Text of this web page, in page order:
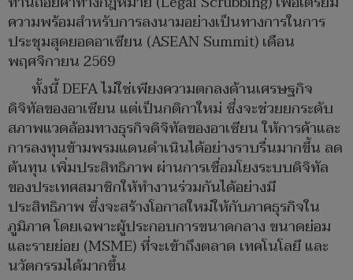
ความพร้อมสำหรับการลงนามอย่างเป็นทางการในการ
ประชุมสุดยอดอาเซียน (ASEAN Summit) เดือน
พฤศจิกายน 2569
ทั้งนี้ DEFA ไม่ใช่เพียงความตกลงด้านเศรษฐกิจ
ดิจิทัลของอาเซียน แต่เป็นกติกาใหม่ ซึ่งจะช่วยยกระดับ
สภาพแวดล้อมทางธุรกิจดิจิทัลของอาเซียน ให้การค้าและ
การลงทุนข้ามพรมแดนดำเนินได้อย่างราบรื่นมากขึ้น ลด
ต้นทุน เพิ่มประสิทธิภาพ ผ่านการเชื่อมโยงระบบดิจิทัล
ของประเทศสมาชิกให้ทำงานร่วมกันได้อย่างมี
ประสิทธิภาพ ซึ่งจะสร้างโอกาสใหม่ให้กับภาคธุรกิจใน
ภูมิภาค โดยเฉพาะผู้ประกอบการขนาดกลาง ขนาดย่อม
และรายย่อย (MSME) ที่จะเข้าถึงตลาด เทคโนโลยี และ
นวัตกรรมได้มากขึ้น